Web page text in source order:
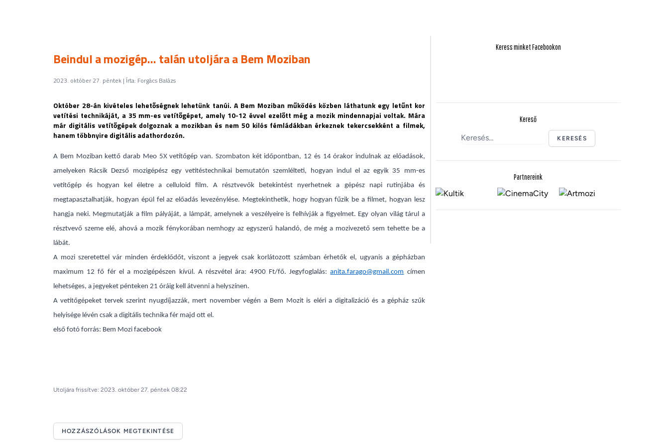
Beindul a mozigép... talán utoljára a Bem Moziban
2023. október 27. péntek | Írta: Forgács Balázs
Október 28-án kivételes lehetőségnek lehetünk tanúi. A Bem Moziban működés közben láthatunk egy letűnt kor
vetítési technikáját, a 35 mm-es vetítőgépet, amely 10-12 évvel ezelőtt még a mozik mindennapjai voltak. Mára
már digitális vetítőgépek dolgoznak a mozikban és nem 50 kilós fémládákban érkeznek tekercsekként a filmek,
hanem többnyire digitális adathordozón.
A Bem Moziban kettő darab Meo 5X vetítőgép van. Szombaton két időpontban, 12 és 14 órakor indulnak az előadások,
amelyeken Rácsik Dezső mozigépész egy vetítéstechnikai bemutatón szemlélteti, hogyan indul el az egyik 35 mm-es
vetítőgép és hogyan kel életre a celluloid film. A résztvevők betekintést nyerhetnek a gépész napi rutinjába és
megtapasztalhatják, hogyan épül fel az előadás levezénylése. Megtekinthetik, hogy hogyan fűzik be a filmet, hogyan lesz
hangja neki. Megmutatják a film pályáját, a lámpát, amelynek a veszélyeire is felhívják a figyelmet. Egy olyan világ tárul a
résztvevő szeme elé, ahová a mozik fénykorában nemhogy az egyszerű halandó, de még a mozivezető sem tehette be a
lábát.
A mozi szeretettel vár minden érdeklődőt, viszont a jegyek csak korlátozott számban érhetők el, ugyanis a gépházban
maximum 12 fő fér el a mozigépészen kívül. A részvétel ára: 4900 Ft/fő. Jegyfoglalás:anita.farago@gmail.com címen
lehetséges, a jegyeket pénteken 21 óráig kell átvenni a helyszínen.
A vetítőgépeket tervek szerint nyugdíjazzák, mert november végén a Bem Mozit is eléri a digitalizáció és a gépház szűk
helyisége lévén csak a digitális technika fér majd ott el.
első fotó forrás: Bem Mozi facebook
Utoljára frissítve: 2023. október 27. péntek 08:22
HOZZÁSZÓLÁSOK MEGTEKINTÉSE
Keress minket Facebookon
Kereső
KERESÉS
Partnereink